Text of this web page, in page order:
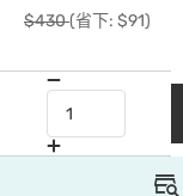
$430(省下: $91)